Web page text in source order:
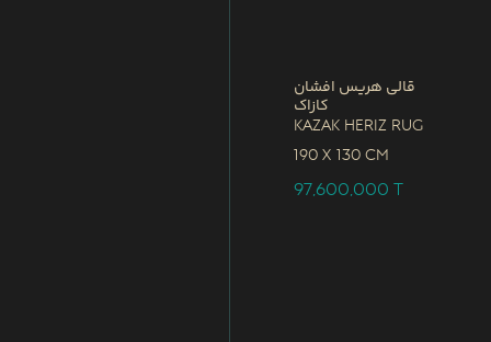
قالی هریس افشان
کازاک
Kazak Heriz Rug
190 x 130 CM
97,600,000T